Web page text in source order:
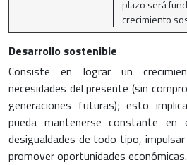
plazo será
crecimiento
Desarrollo sostenible
Consiste en lograr un
necesidades del presente (sin
generaciones futuras); esto
pueda mantenerse constante
desigualdades de todo tipo,
promover oportunidades económicas.